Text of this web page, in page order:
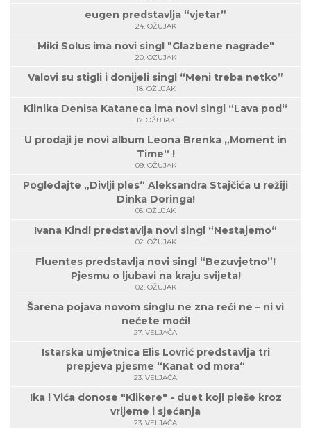
eugen predstavlja “vjetar”
24. OŽUJAK
Miki Solus ima novi singl "Glazbene nagrade"
20. OŽUJAK
Valovi su stigli i donijeli singl “Meni treba netko”
18. OŽUJAK
Klinika Denisa Kataneca ima novi singl “Lava pod“
17. OŽUJAK
U prodaji je novi album Leona Brenka „Moment in
Time“ !
09. OŽUJAK
Pogledajte „Divlji ples“ Aleksandra Stajčića u režiji
Dinka Doringa!
05. OŽUJAK
Ivana Kindl predstavlja novi singl “Nestajemo“
02. OŽUJAK
Fluentes predstavlja novi singl “Bezuvjetno”!
Pjesmu o ljubavi na kraju svijeta!
02. OŽUJAK
Šarena pojava novom singlu ne zna reći ne – ni vi
nećete moći!
27. VELJAČA
Istarska umjetnica Elis Lovrić predstavlja tri
prepjeva pjesme “Kanat od mora“
23. VELJAČA
Ika i Vića donose "Klikere" - duet koji pleše kroz
vrijeme i sjećanja
23. VELJAČA